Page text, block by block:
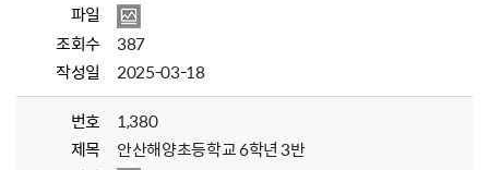
파일
조회수
387
작성일
2025-03-18
번호
1,380
제목
안산해양초등학교 6학년 3반